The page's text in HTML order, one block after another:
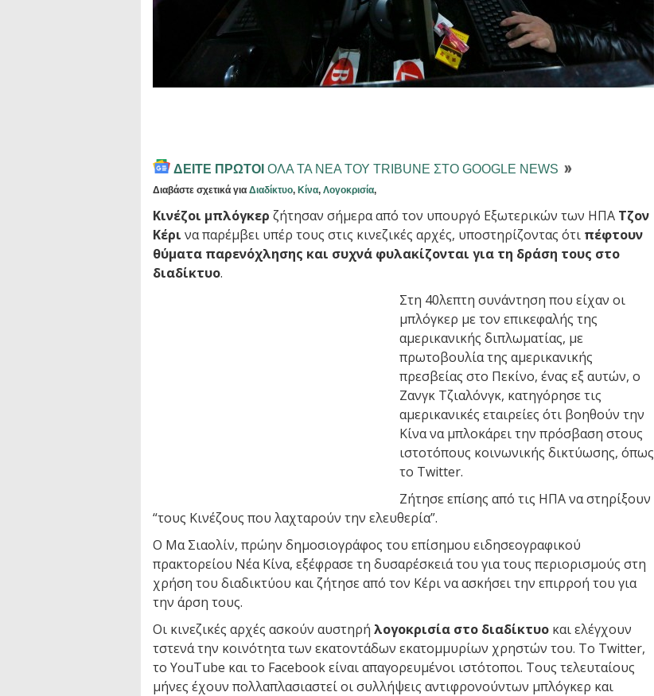
ΔΕΙΤΕ ΠΡΩΤΟΙ ΟΛΑ ΤΑ ΝΕΑ ΤΟΥ TRIBUNE ΣΤΟ GOOGLE NEWS
Διαβάστε σχετικά για Διαδίκτυο, Κίνα, Λογοκρισία,
Κινέζοι μπλόγκερ ζήτησαν σήμερα από τον υπουργό Εξωτερικών των ΗΠΑ Τζον
Κέρι να παρέμβει υπέρ τους στις κινεζικές αρχές, υποστηρίζοντας ότι πέφτουν
θύματα παρενόχλησης και συχνά φυλακίζονται για τη δράση τους στο
διαδίκτυο.
Στη 40λεπτη συνάντηση που είχαν οι
μπλόγκερ με τον επικεφαλής της
αμερικανικής διπλωματίας, με
πρωτοβουλία της αμερικανικής
πρεσβείας στο Πεκίνο, ένας εξ αυτών, ο
Ζανγκ Τζιαλόνγκ, κατηγόρησε τις
αμερικανικές εταιρείες ότι βοηθούν την
Κίνα να μπλοκάρει την πρόσβαση στους
ιστοτόπους κοινωνικής δικτύωσης, όπως
το Twitter.
Ζήτησε επίσης από τις ΗΠΑ να στηρίξουν
“τους Κινέζους που λαχταρούν την ελευθερία”.
Ο Μα Σιαολίν, πρώην δημοσιογράφος του επίσημου ειδησεογραφικού
πρακτορείου Νέα Κίνα, εξέφρασε τη δυσαρέσκειά του για τους περιορισμούς στη
χρήση του διαδικτύου και ζήτησε από τον Κέρι να ασκήσει την επιρροή του για
την άρση τους.
Οι κινεζικές αρχές ασκούν αυστηρή λογοκρισία στο διαδίκτυο και ελέγχουν
τστενά την κοινότητα των εκατοντάδων εκατομμυρίων χρηστών του. Το Twitter,
το YouTube και το Facebook είναι απαγορευμένοι ιστότοποι. Τους τελευταίους
μήνες έχουν πολλαπλασιαστεί οι συλλήψεις αντιφρονούντων μπλόγκερ και